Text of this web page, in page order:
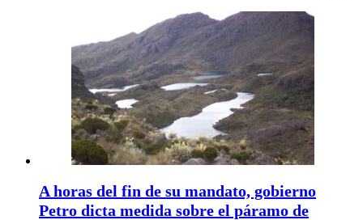
A horas del fin de su mandato, gobierno
Petro dicta medida sobre el páramo de